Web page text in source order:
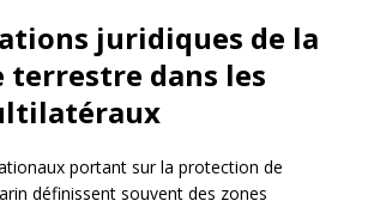
juridiques de la
terrestre dans les
portant sur la protection de
définissent souvent des zones